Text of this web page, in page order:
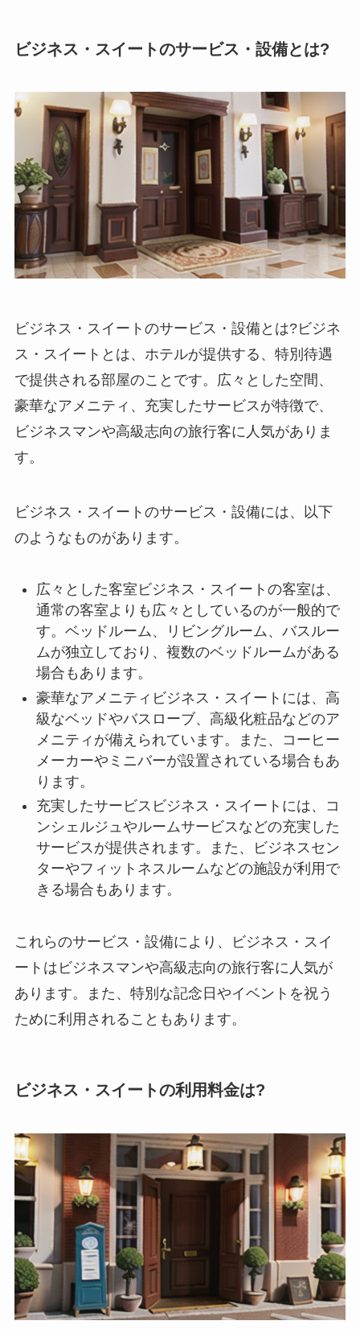
ビジネス・スイートのサービス・設備とは?
ビジネス・スイートのサービス・設備とは?ビジネ
ス・スイートとは、ホテルが提供する、特別待遇
で提供される部屋のことです。広々とした空間、
豪華なアメニティ、充実したサービスが特徴で、
ビジネスマンや高級志向の旅行客に人気がありま
す。
ビジネス・スイートのサービス・設備には、以下
のようなものがあります。
広々とした客室ビジネス・スイートの客室は、
通常の客室よりも広々としているのが一般的で
す。ベッドルーム、リビングルーム、バスルー
ムが独立しており、複数のベッドルームがある
場合もあります。
豪華なアメニティビジネス・スイートには、高
級なベッドやバスローブ、高級化粧品などのア
メニティが備えられています。また、コーヒー
メーカーやミニバーが設置されている場合もあ
ります。
充実したサービスビジネス・スイートには、コ
ンシェルジュやルームサービスなどの充実した
サービスが提供されます。また、ビジネスセン
ターやフィットネスルームなどの施設が利用で
きる場合もあります。
これらのサービス・設備により、ビジネス・スイ
ートはビジネスマンや高級志向の旅行客に人気が
あります。また、特別な記念日やイベントを祝う
ために利用されることもあります。
ビジネス・スイートの利用料金は?